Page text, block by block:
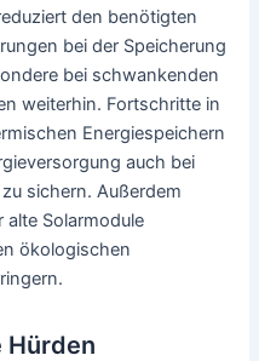
den benötigten
bei der Speicherung
bei schwankenden
weiterhin. Fortschritte in
Energiespeichern
auch bei
sichern. Außerdem
Solarmodule
ökologischen
Hürden